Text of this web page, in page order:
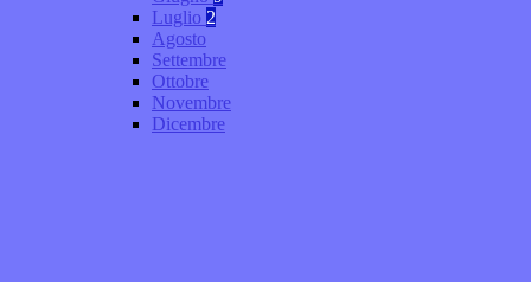
Luglio 2
Agosto
Settembre
Ottobre
Novembre
Dicembre